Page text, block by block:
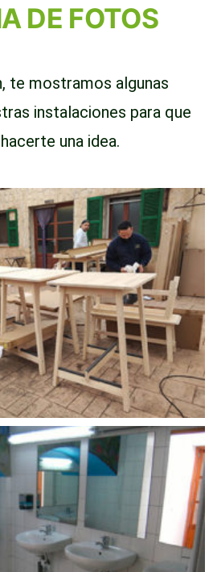
DE FOTOS
te mostramos algunas
instalaciones para que
una idea.